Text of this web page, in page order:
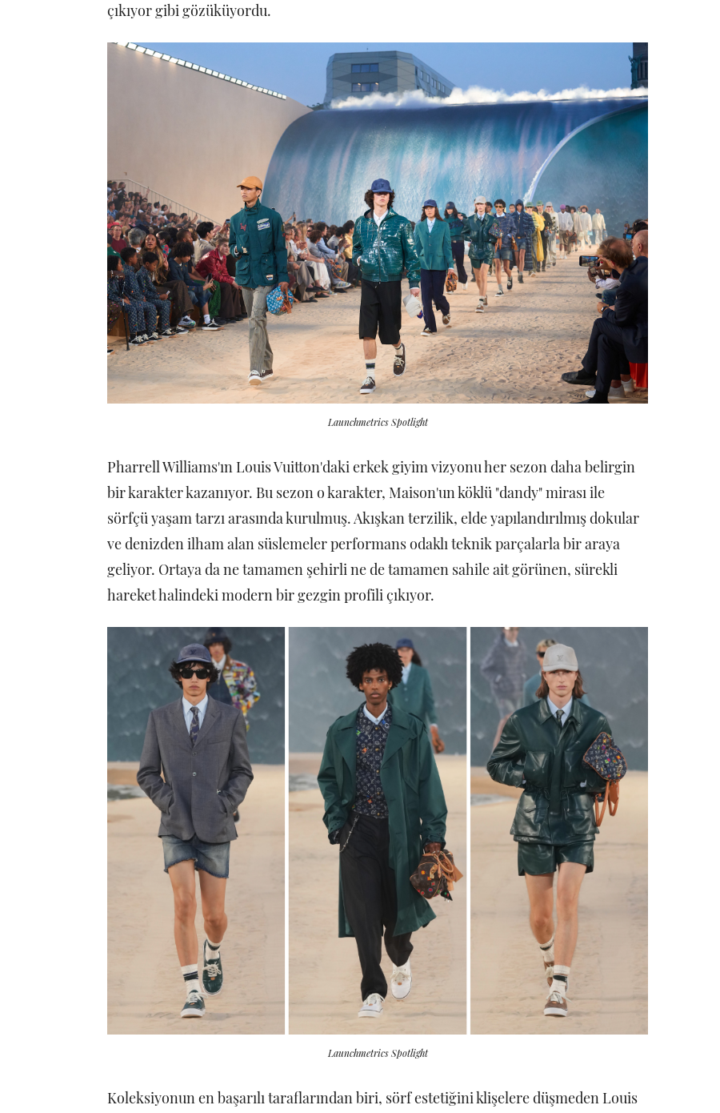
çıkıyor gibi gözüküyordu.
Launchmetrics Spotlight
Pharrell Williams'ın Louis Vuitton'daki erkek giyim vizyonu her sezon daha belirgin
bir karakter kazanıyor. Bu sezon o karakter, Maison'un köklü "dandy" mirası ile
sörfçü yaşam tarzı arasında kurulmuş. Akışkan terzilik, elde yapılandırılmış dokular
ve denizden ilham alan süslemeler performans odaklı teknik parçalarla bir araya
geliyor. Ortaya da ne tamamen şehirli ne de tamamen sahile ait görünen, sürekli
hareket halindeki modern bir gezgin profili çıkıyor.
Launchmetrics Spotlight
Koleksiyonun en başarılı taraflarından biri, sörf estetiğini klişelere düşmeden Louis